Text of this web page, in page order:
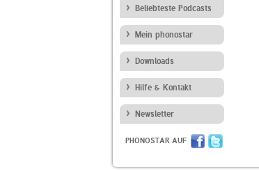
Beliebteste Podcasts
Mein phonostar
Downloads
Hilfe & Kontakt
Newsletter
PHONOSTAR AUF